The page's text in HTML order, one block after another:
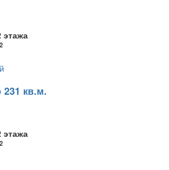
этажа
2
кв.м.
этажа
2